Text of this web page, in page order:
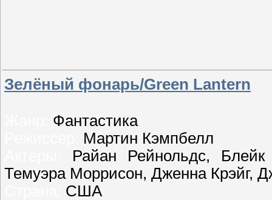
Зелёный фонарь/Green Lantern
Фантастика
Мартин Кэмпбелл
Райан Рейнольдс,
Темуэра Моррисон, Дженна Крэйг,
США